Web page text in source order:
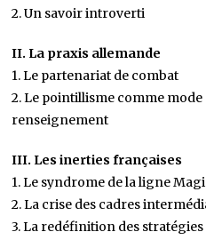
2. Un savoir introverti
II. La praxis allemande
1. Le partenariat de combat
2. Le pointillisme comme
renseignement
III. Les inerties françaises
1. Le syndrome de la ligne
2. La crise des cadres
3. La redéfinition des